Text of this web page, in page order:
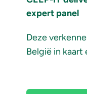
expert panel
Deze
België in kaart